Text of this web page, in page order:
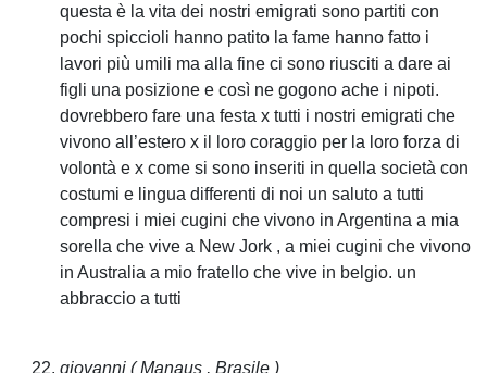
questa è la vita dei nostri emigrati sono partiti con
pochi spiccioli hanno patito la fame hanno fatto i
lavori più umili ma alla fine ci sono riusciti a dare ai
figli una posizione e così ne gogono ache i nipoti.
dovrebbero fare una festa x tutti i nostri emigrati che
vivono all’estero x il loro coraggio per la loro forza di
volontà e x come si sono inseriti in quella società con
costumi e lingua differenti di noi un saluto a tutti
compresi i miei cugini che vivono in Argentina a mia
sorella che vive a New Jork , a miei cugini che vivono
in Australia a mio fratello che vive in belgio. un
abbraccio a tutti
giovanni ( Manaus , Brasile )